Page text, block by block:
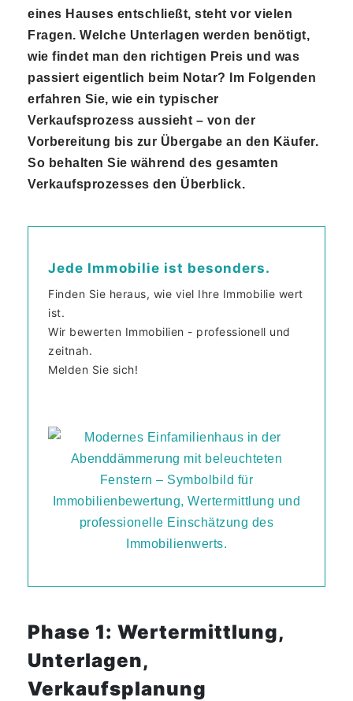
eines Hauses entschließt, steht vor vielen
Fragen. Welche Unterlagen werden benötigt,
wie findet man den richtigen Preis und was
passiert eigentlich beim Notar? Im Folgenden
erfahren Sie, wie ein typischer
Verkaufsprozess aussieht – von der
Vorbereitung bis zur Übergabe an den Käufer.
So behalten Sie während des gesamten
Verkaufsprozesses den Überblick.
Jede Immobilie ist besonders.
Finden Sie heraus, wie viel Ihre Immobilie wert
ist.
Wir bewerten Immobilien - professionell und
zeitnah.
Melden Sie sich!
Phase 1: Wertermittlung,
Unterlagen,
Verkaufsplanung